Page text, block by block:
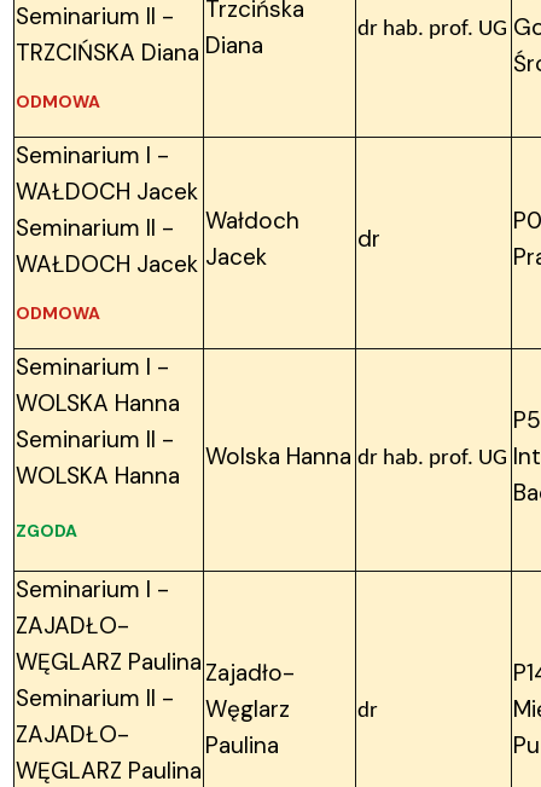
Seminarium II -
TRZCIŃSKA Diana
ODMOWA
Trzcińska
Diana
dr hab. prof. UG
Seminarium I -
WAŁDOCH Jacek
Seminarium II -
WAŁDOCH Jacek
ODMOWA
Wałdoch
Jacek
dr
Seminarium I -
WOLSKA Hanna
Seminarium II -
WOLSKA Hanna
ZGODA
Wolska Hanna dr hab. prof. UG
Seminarium I -
ZAJADŁO-
WĘGLARZ Paulina
Seminarium II -
ZAJADŁO-
WĘGLARZ Paulina
Zajadło-
Węglarz
Paulina
dr